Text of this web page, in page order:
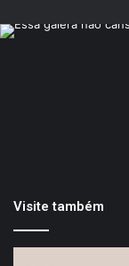
Visite também